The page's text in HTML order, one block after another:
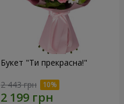
Букет "Ти прекрасна!"
2 443 грн